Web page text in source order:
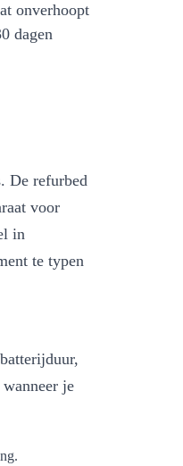
onverhoopt
dagen
De refurbed
voor
in
te typen
je